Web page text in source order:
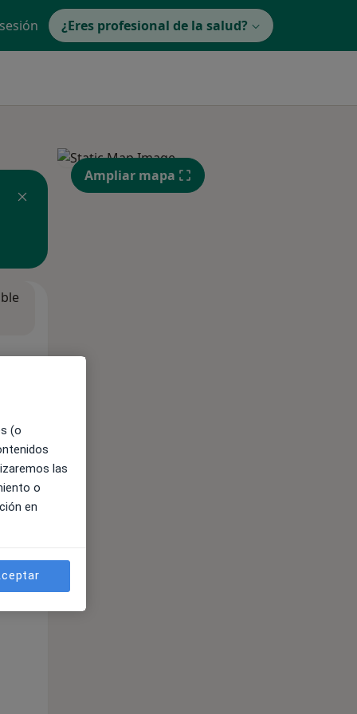
¿Eres profesional de la salud?
Ampliar mapa
(o
las
o
en